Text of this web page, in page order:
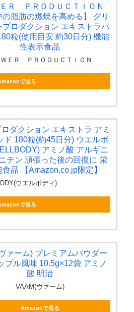
ＥＲ ＰＲＯＤＵＣＴＩＯＮ
の脂肪の燃焼を高める】 グリ
プロダクション エキストラバ
粒(使用目安 約30日分) 機能
性表示食品
ＷＥＲ ＰＲＯＤＵＣＴＩＯＮ
で見る
ダクション エキストラ アミ
ド 180粒(約45日分) ウエルボ
アミノ酸 アルギニ
チン 頑張った後の回復に 栄
品 【Amazon.co.jp限定】
ウエルボディ)
で見る
ァーム) プレミアムパウダー
プル風味 10.5g×12袋 アミノ
酸 明治
VAAM(ヴァーム)
Amazonで見る